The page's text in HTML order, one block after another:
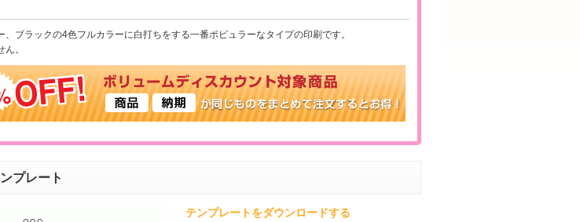
、ブラックの4色フルカラーに白打ちをする一番ポピュラーなタイプの印刷です。
。
プレート
テンプレートをダウンロードする